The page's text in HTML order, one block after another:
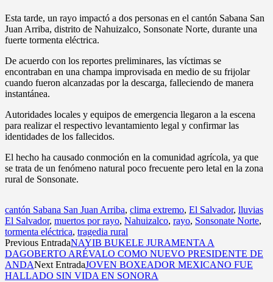
Esta tarde, un rayo impactó a dos personas en el cantón Sabana San
Juan Arriba, distrito de Nahuizalco, Sonsonate Norte, durante una
fuerte tormenta eléctrica.
De acuerdo con los reportes preliminares, las víctimas se
encontraban en una champa improvisada en medio de su frijolar
cuando fueron alcanzadas por la descarga, falleciendo de manera
instantánea.
Autoridades locales y equipos de emergencia llegaron a la escena
para realizar el respectivo levantamiento legal y confirmar las
identidades de los fallecidos.
El hecho ha causado conmoción en la comunidad agrícola, ya que
se trata de un fenómeno natural poco frecuente pero letal en la zona
rural de Sonsonate.
cantón Sabana San Juan Arriba, clima extremo, El Salvador, lluvias
El Salvador, muertos por rayo, Nahuizalco, rayo, Sonsonate Norte,
tormenta eléctrica, tragedia rural
Previous EntradaNAYIB BUKELE JURAMENTA A
DAGOBERTO ARÉVALO COMO NUEVO PRESIDENTE DE
ANDANext EntradaJOVEN BOXEADOR MEXICANO FUE
HALLADO SIN VIDA EN SONORA